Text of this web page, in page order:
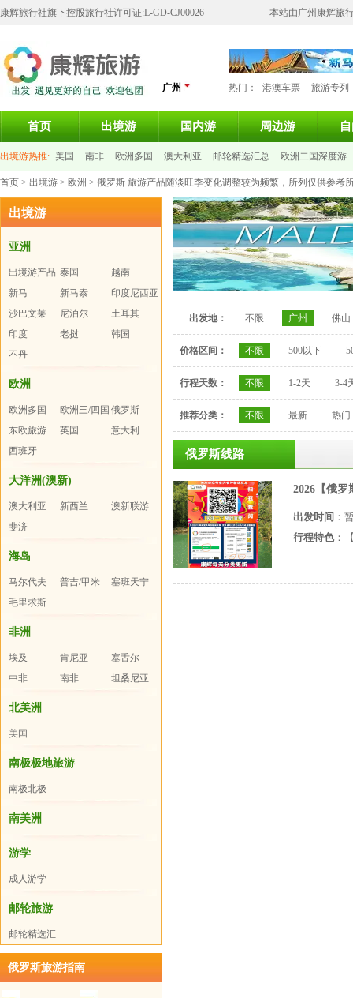
康辉旅行社旗下控股旅行社许可证:L-GD-CJ00026 本站由广州康辉旅
广州 热门： 港澳车票 旅游专列
首页 出境游 国内游 周边游
出境游热推: 美国 南非 欧洲多国 澳大利亚 邮轮精选汇总 欧洲二国深度游
巴厘岛 马尔代夫
首页 > 出境游 > 欧洲 > 俄罗斯 旅游产品随淡旺季变化调整较为频繁，所列仅供参
出境游
亚洲
出境游产品
汇总
泰国
越南
新马
新马泰
印度尼西亚
沙巴文莱
尼泊尔
土耳其
印度
老挝
韩国
不丹
欧洲
欧洲多国 欧洲三/四国 俄罗斯
东欧旅游
英国
意大利
西班牙
大洋洲(澳新)
澳大利亚 新西兰
澳新联游
斐济
海岛
马尔代夫 普吉/甲米
塞班天宁
毛里求斯
非洲
埃及 肯尼亚
塞舌尔
中非
南非 坦桑尼亚
北美洲
美国
南极极地旅游
南极北极
南美洲
游学
成人游学
邮轮旅游
邮轮精选汇
总
俄罗斯旅游指南
出发地： 不限 广州 佛山
价格区间： 不限 500以下
行程天数： 不限 1-2天 3-4
推荐分类： 不限 最新 热门
俄罗斯线路
2026【俄罗
出发时间 ：
行程特色：